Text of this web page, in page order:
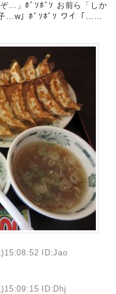
…」ﾎﾞｿﾎﾞｿ お前ら「しか
…w」ﾎﾞｿﾎﾞｿ ワイ「……
ID:Jao
ID:Dhj